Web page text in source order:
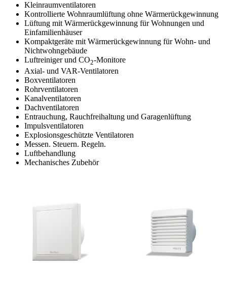
Kleinraumventilatoren
Kontrollierte Wohnraumlüftung ohne Wärmerückgewinnung
Lüftung mit Wärmerückgewinnung für Wohnungen und
Einfamilienhäuser
Kompaktgeräte mit Wärmerückgewinnung für Wohn- und
Nichtwohngebäude
Luftreiniger und CO2-Monitore
Axial- und VAR-Ventilatoren
Boxventilatoren
Rohrventilatoren
Kanalventilatoren
Dachventilatoren
Entrauchung, Rauchfreihaltung und Garagenlüftung
Impulsventilatoren
Explosionsgeschützte Ventilatoren
Messen. Steuern. Regeln.
Luftbehandlung
Mechanisches Zubehör